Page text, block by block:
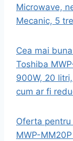
Microwave,
Mecanic, 5
Cea mai
Toshiba
900W, 20
cum ar fi
Oferta
MWP-